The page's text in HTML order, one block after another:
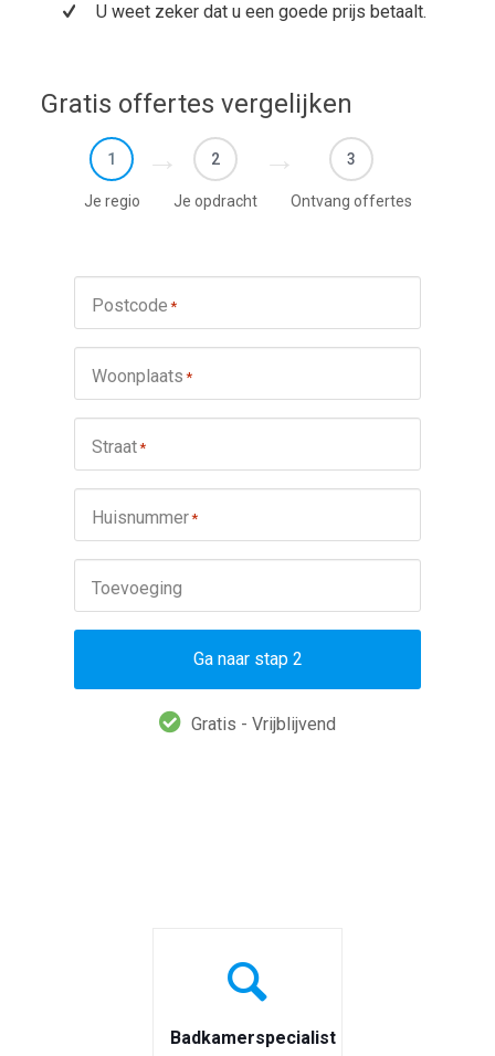
U weet zeker dat u een goede prijs betaalt.
Gratis offertes vergelijken
1
Je regio
2
Je opdracht
3
Ontvang offertes
Postcode *
Woonplaats *
Straat*
Huisnummer*
Toevoeging
Ga naar stap 2
Gratis - Vrijblijvend
Badkamerspecialist